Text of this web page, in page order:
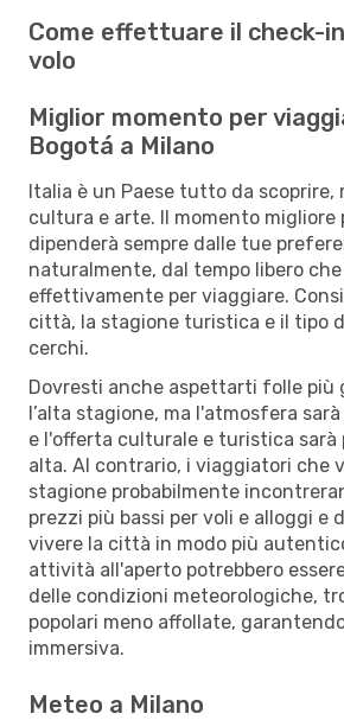
Come effettuare il check-
volo
Miglior momento per
Bogotá a Milano
Italia è un Paese tutto da scoprire,
cultura e arte. Il momento migliore
dipenderà sempre dalle tue
naturalmente, dal tempo libero
effettivamente per viaggiare.
città, la stagione turistica e il tipo
cerchi.
Dovresti anche aspettarti folle più
l’alta stagione, ma l'atmosfera
e l'offerta culturale e turistica sarà
alta. Al contrario, i viaggiatori che
stagione probabilmente
prezzi più bassi per voli e alloggi e
vivere la città in modo più
attività all'aperto potrebbero
delle condizioni meteorologiche,
popolari meno affollate,
immersiva.
Meteo a Milano